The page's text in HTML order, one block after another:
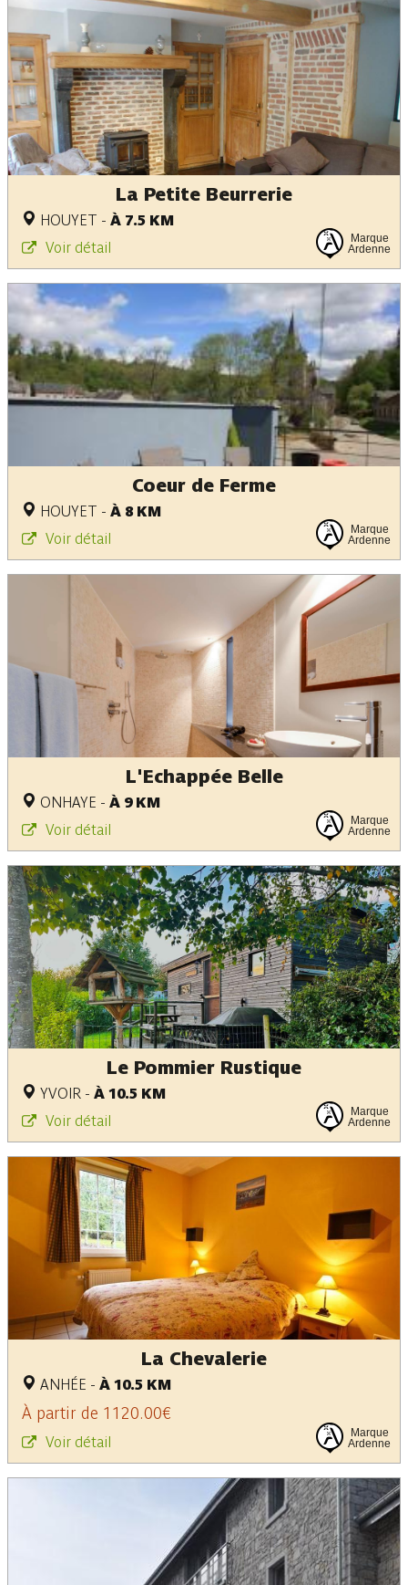
La Petite Beurrerie
HOUYET - À 7.5 KM
Voir détail
Marque
Ardenne
Coeur de Ferme
HOUYET - À 8 KM
Voir détail
Marque
Ardenne
L'Echappée Belle
ONHAYE - À 9 KM
Voir détail
Marque
Ardenne
Le Pommier Rustique
YVOIR - À 10.5 KM
Voir détail
Marque
Ardenne
La Chevalerie
ANHÉE - À 10.5 KM
À partir de 1120.00€
Voir détail
Marque
Ardenne